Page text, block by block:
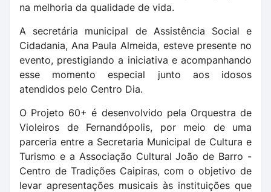
na melhoria da qualidade de vida.
A secretária municipal de Assistência Social e
Cidadania, Ana Paula Almeida, esteve presente no
evento, prestigiando a iniciativa e acompanhando
esse momento especial junto aos idosos
atendidos pelo Centro Dia.
O Projeto 60+ é desenvolvido pela Orquestra de
Violeiros de Fernandópolis, por meio de uma
parceria entre a Secretaria Municipal de Cultura e
Turismo e a Associação Cultural João de Barro -
Centro de Tradições Caipiras, com o objetivo de
levar apresentações musicais às instituições que